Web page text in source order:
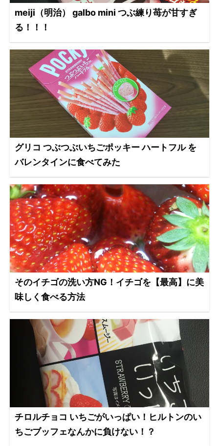
meiji（明治） galbo mini つぶ練り苺が甘すぎ
る！！！
グリコ つぶつぶいちごポッキー ハートフル を
バレンタインに食べてみた
そのイチゴの洗い方NG！イチゴを【最高】に美
味しく食べる方法
チロルチョコ いちごがいっぱい！ヒルトンのい
ちごブッフェなんかに負けない！？